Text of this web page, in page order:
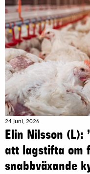
24 juni, 2026
Elin Nilsson
att lagstifta om
snabbväxande